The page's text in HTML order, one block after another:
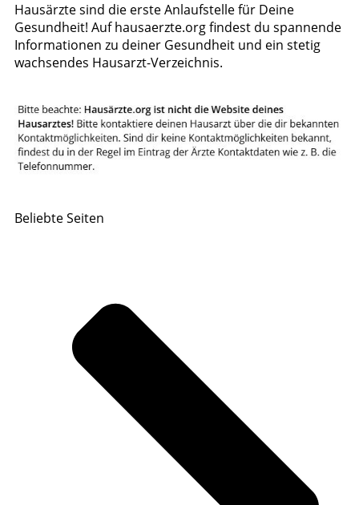
Hausärzte sind die erste Anlaufstelle für Deine
Gesundheit! Auf hausaerzte.org findest du spannende
Informationen zu deiner Gesundheit und ein stetig
wachsendes Hausarzt-Verzeichnis.
Beliebte Seiten